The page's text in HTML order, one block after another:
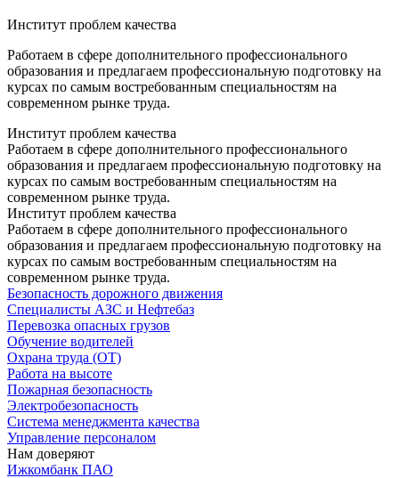
Институт проблем качества
Работаем в сфере дополнительного профессионального
образования и предлагаем профессиональную подготовку на
курсах по самым востребованным специальностям на
современном рынке труда.
Институт проблем качества
Работаем в сфере дополнительного профессионального
образования и предлагаем профессиональную подготовку на
курсах по самым востребованным специальностям на
современном рынке труда.
Институт проблем качества
Работаем в сфере дополнительного профессионального
образования и предлагаем профессиональную подготовку на
курсах по самым востребованным специальностям на
современном рынке труда.
Безопасность дорожного движения
Специалисты АЗС и Нефтебаз
Перевозка опасных грузов
Обучение водителей
Охрана труда (ОТ)
Работа на высоте
Пожарная безопасность
Электробезопасность
Система менеджмента качества
Управление персоналом
Нам доверяют
Ижкомбанк ПАО